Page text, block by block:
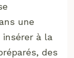
une
insérer à la
des